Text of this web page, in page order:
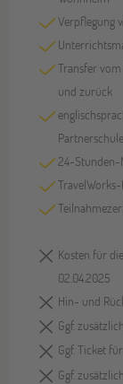
Verpflegung
Transfer
und zurück
24-
Kosten für
02.04.2025
Hin- und
Ggf.
Ggf. Ticket
Ggf.